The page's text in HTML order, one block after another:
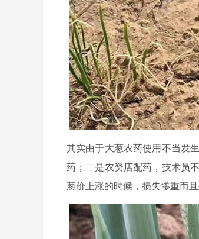
其实由于大葱农药使用不当发
药；二是农资店配药，技术员
葱价上涨的时候，损失惨重而